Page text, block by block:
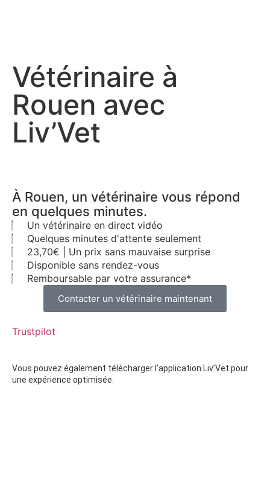
À Rouen, un vétérinaire vous répond
en quelques minutes.
Un vétérinaire en direct vidéo
Quelques minutes d'attente seulement
23,70€ | Un prix sans mauvaise surprise
Disponible sans rendez-vous
Remboursable par votre assurance*
Contacter un vétérinaire maintenant
Vétérinaire à
Rouen avec
Liv’Vet
Trustpilot
Vous pouvez également télécharger l’application Liv’Vet pour
une expérience optimisée.